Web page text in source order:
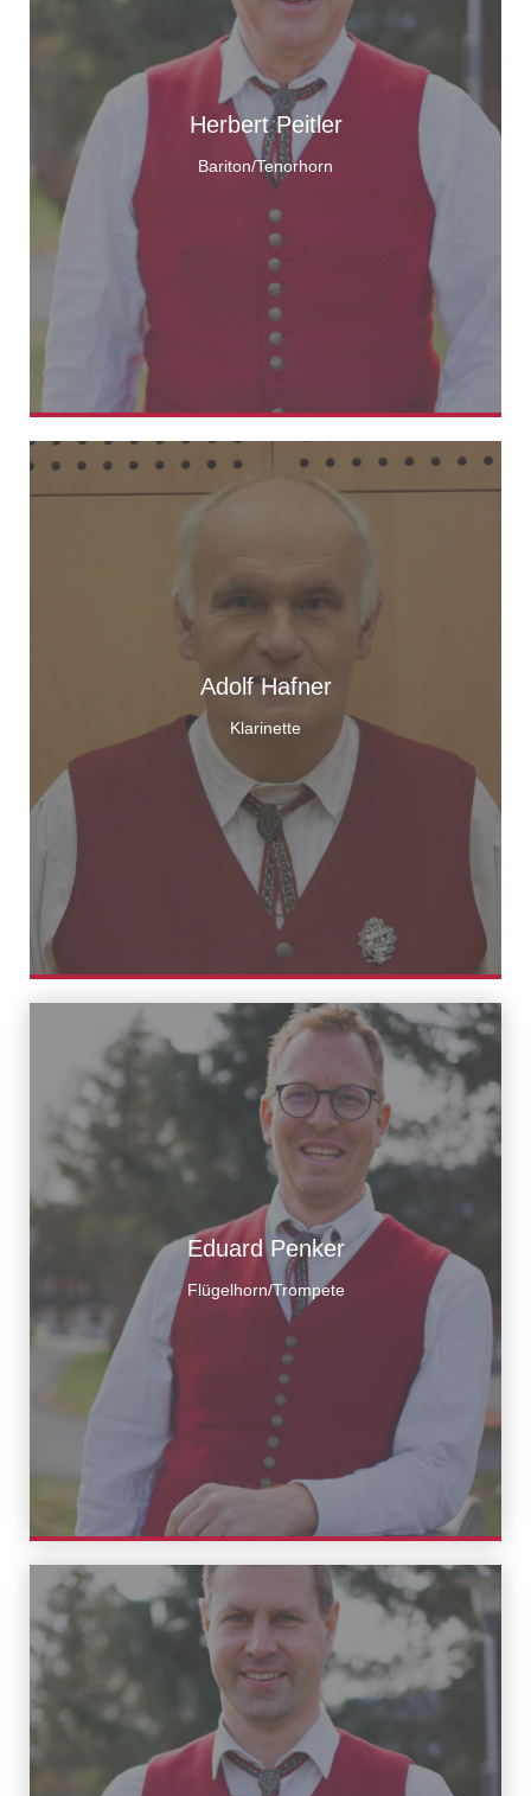
Herbert Peitler
Bariton/Tenorhorn
Adolf Hafner
Klarinette
Eduard Penker
Flügelhorn/Trompete